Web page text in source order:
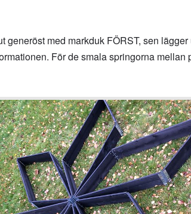
generöst med markduk FÖRST, sen
För de smala springorna